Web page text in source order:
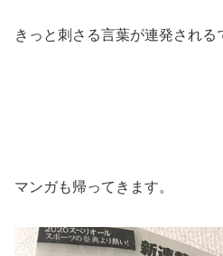
きっと刺さる言葉が連発される
マンガも帰ってきます。